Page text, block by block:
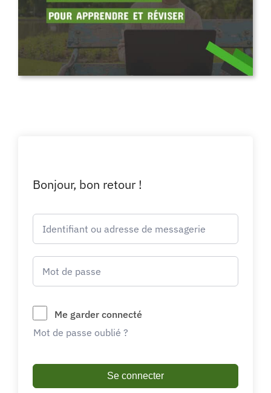
Bonjour, bon retour !
Me garder connecté
Mot de passe oublié ?
Se connecter